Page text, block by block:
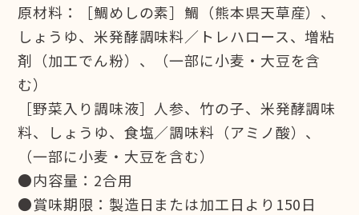
原材料：［鯛めしの素］鯛（熊本県天草産）、
しょうゆ、米発酵調味料／トレハロース、増粘
剤（加工でん粉）、（一部に小麦・大豆を含
む）
［野菜入り調味液］人参、竹の子、米発酵調味
料、しょうゆ、食塩／調味料（アミノ酸）、
（一部に小麦・大豆を含む）
●内容量：2合用
●賞味期限：製造日または加工日より150日